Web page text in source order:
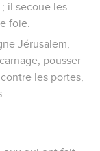
il secoue les
foie.
Jérusalem,
pousser
les portes,